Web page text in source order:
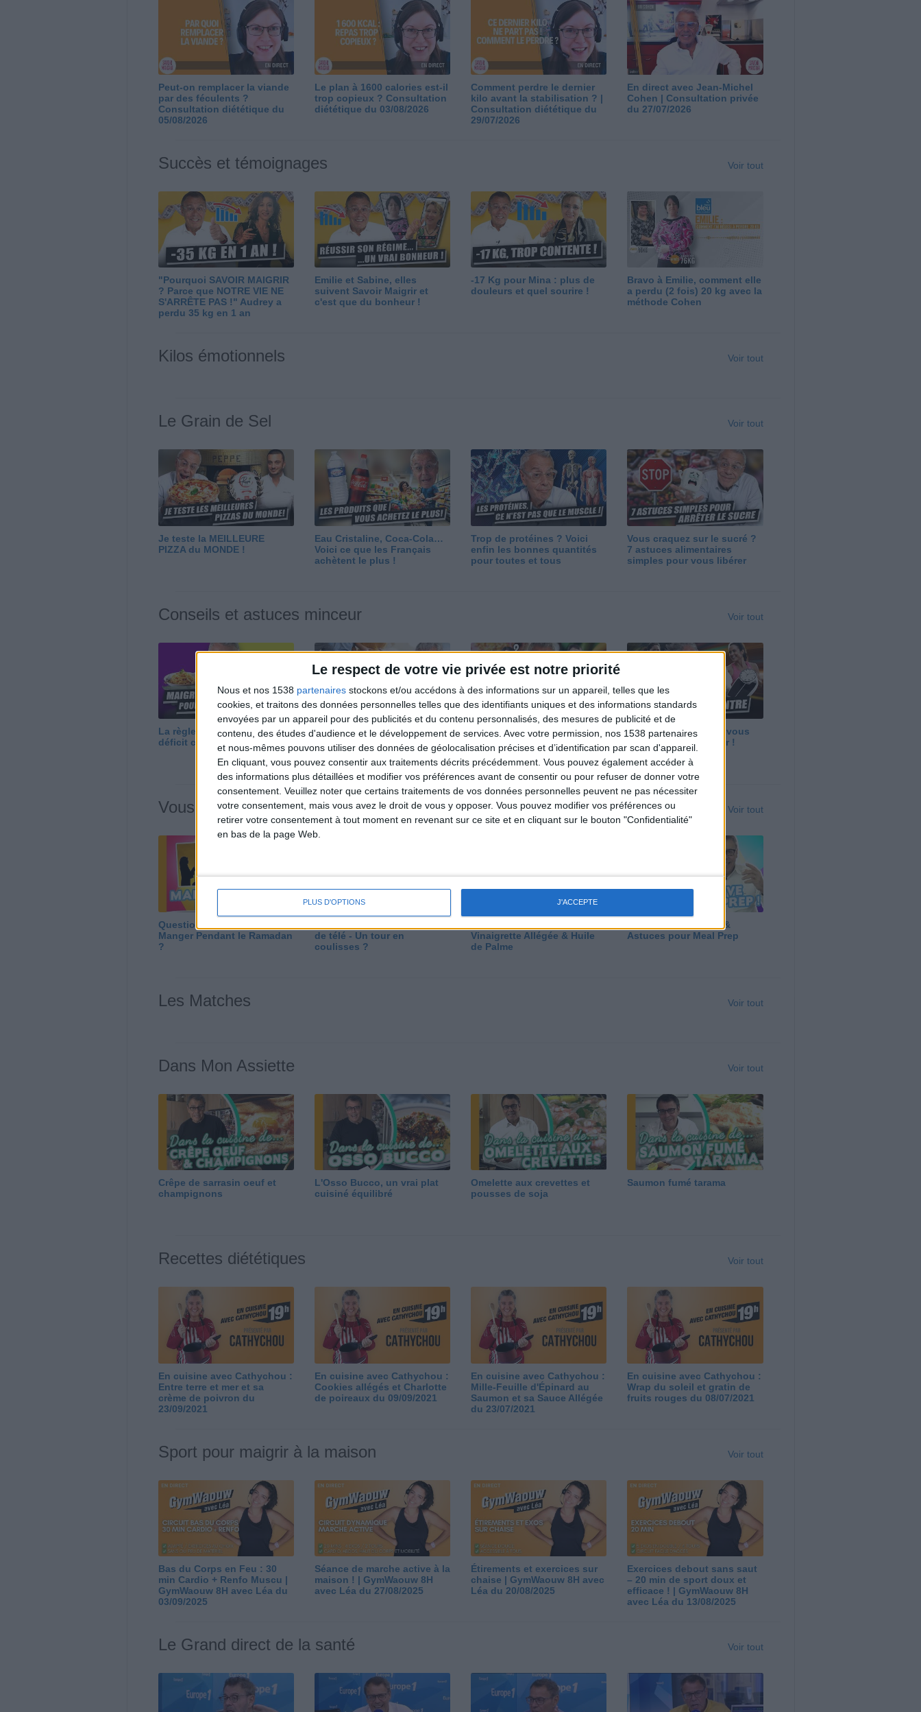
Le respect de votre vie privée est notre priorité
Nous et nos 1538 partenaires stockons et/ou accédons à des informations sur un appareil, telles que les
cookies, et traitons des données personnelles telles que des identifiants uniques et des informations standards
envoyées par un appareil pour des publicités et du contenu personnalisés, des mesures de publicité et de
contenu, des études d'audience et le développement de services. Avec votre permission, nos 1538 partenaires
et nous-mêmes pouvons utiliser des données de géolocalisation précises et d’identification par scan d'appareil.
En cliquant, vous pouvez consentir aux traitements décrits précédemment. Vous pouvez également accéder à
des informations plus détaillées et modifier vos préférences avant de consentir ou pour refuser de donner votre
consentement. Veuillez noter que certains traitements de vos données personnelles peuvent ne pas nécessiter
votre consentement, mais vous avez le droit de vous y opposer. Vous pouvez modifier vos préférences ou
retirer votre consentement à tout moment en revenant sur ce site et en cliquant sur le bouton "Confidentialité"
en bas de la page Web.
PLUS D'OPTIONS J'ACCEPTE
Peut-on remplacer la viande
par des féculents ?
Consultation diététique du
05/08/2026
Le plan à 1600 calories est-il
trop copieux ? Consultation
diététique du 03/08/2026
Comment perdre le dernier
kilo avant la stabilisation ? |
Consultation diététique du
29/07/2026
En direct avec Jean-Michel
Cohen | Consultation privée
du 27/07/2026
Succès et témoignages Voir tout
"Pourquoi SAVOIR MAIGRIR
? Parce que NOTRE VIE NE
S'ARRÊTE PAS !" Audrey a
perdu 35 kg en 1 an
Emilie et Sabine, elles
suivent Savoir Maigrir et
c'est que du bonheur !
-17 Kg pour Mina : plus de
douleurs et quel sourire !
Bravo à Emilie, comment elle
a perdu (2 fois) 20 kg avec la
méthode Cohen
Kilos émotionnels Voir tout
Le Grain de Sel Voir tout
Je teste la MEILLEURE
PIZZA du MONDE !
Eau Cristaline, Coca-Cola…
Voici ce que les Français
achètent le plus !
Trop de protéines ? Voici
enfin les bonnes quantités
pour toutes et tous
Vous craquez sur le sucré ?
7 astuces alimentaires
simples pour vous libérer
Conseils et astuces minceur Voir tout
La règle N°1 pour maigrir : le
déficit calorique
Perdre 10 kg : ma méthode
est imparable
Et après la perte de poids ?
Je fais comment ?
Maigrir vite ? Ce que vous
devez vraiment savoir !
Vous m'avez demandé Voir tout
Question/Réponse : Que
Manger Pendant le Ramadan
?
de télé - Un tour en
coulisses ?
Vinaigrette Allégée & Huile
de Palme
Panga, Huile d'Olive &
Astuces pour Meal Prep
Les Matches Voir tout
Dans Mon Assiette Voir tout
Crêpe de sarrasin oeuf et
champignons
L'Osso Bucco, un vrai plat
cuisiné équilibré
Omelette aux crevettes et
pousses de soja
Saumon fumé tarama
Recettes diététiques Voir tout
En cuisine avec Cathychou :
Entre terre et mer et sa
crème de poivron du
23/09/2021
En cuisine avec Cathychou :
Cookies allégés et Charlotte
de poireaux du 09/09/2021
En cuisine avec Cathychou :
Mille-Feuille d'Épinard au
Saumon et sa Sauce Allégée
du 23/07/2021
En cuisine avec Cathychou :
Wrap du soleil et gratin de
fruits rouges du 08/07/2021
Sport pour maigrir à la maison Voir tout
Bas du Corps en Feu : 30
min Cardio + Renfo Muscu |
GymWaouw 8H avec Léa du
03/09/2025
Séance de marche active à la
maison ! | GymWaouw 8H
avec Léa du 27/08/2025
Étirements et exercices sur
chaise | GymWaouw 8H avec
Léa du 20/08/2025
Exercices debout sans saut
– 20 min de sport doux et
efficace ! | GymWaouw 8H
avec Léa du 13/08/2025
Le Grand direct de la santé Voir tout